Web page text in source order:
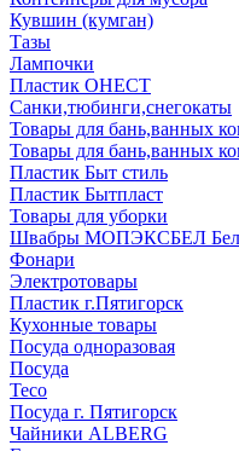
Кувшин (кумган)
Тазы
Лампочки
Пластик ОНЕСТ
Санки,тюбинги,снегокаты
Товары для бань,ванных
Товары для бань,ванных
Пластик Быт стиль
Пластик Бытпласт
Товары для уборки
Швабры МОПЭКСБЕЛ
Фонари
Электротовары
Пластик г.Пятигорск
Кухонные товары
Посуда одноразовая
Посуда
Teco
Посуда г. Пятигорск
Чайники ALBERG